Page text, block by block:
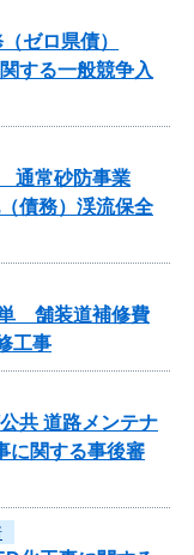
ゼロ県債）
する一般競争入
通常砂防事業
債務）渓流保全
単 舗装道補修費
工事
共 道路メンテナ
に関する事後審